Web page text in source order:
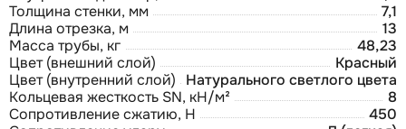
Толщина стенки, мм
7,1
Длина отрезка, м
13
Масса трубы, кг
48,23
Цвет (внешний слой)
Красный
Цвет (внутренний слой)
Натурального светлого цвета
Кольцевая жесткость SN, кН/м²
8
Сопротивление сжатию, Н
450